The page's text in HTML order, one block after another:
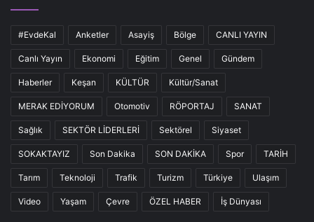
#EvdeKal Anketler Asayiş Bölge CANLI YAYIN
Canlı Yayın Ekonomi Eğitim Genel Gündem
Haberler Keşan KÜLTÜR Kültür/Sanat
MERAK EDİYORUM Otomotiv RÖPORTAJ SANAT
Sağlık SEKTÖR LİDERLERİ Sektörel Siyaset
SOKAKTAYIZ Son Dakika SON DAKİKA Spor TARİH
Tarım Teknoloji Trafik Turizm Türkiye Ulaşım
Video Yaşam Çevre ÖZEL HABER İş Dünyası